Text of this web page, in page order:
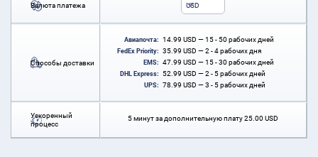
Валюта платежа USD
Способы доставки
Авиапочта: 14.99 USD — 15 - 50 рабочих дней
FedEx Priority: 35.99 USD — 2 - 4 рабочих дня
EMS: 47.99 USD — 15 - 30 рабочих дней
DHL Express: 52.99 USD — 2 - 5 рабочих дней
UPS: 78.99 USD — 3 - 5 рабочих дней
Ускоренный
процесс
5 минут за дополнительную плату25.00 USD